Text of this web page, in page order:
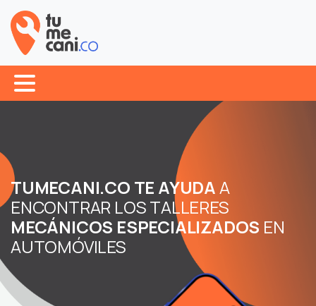
TUMECANI.CO TE AYUDAA
ENCONTRAR LOS TALLERES
MECÁNICOS ESPECIALIZADOS EN
AUTOMÓVILES